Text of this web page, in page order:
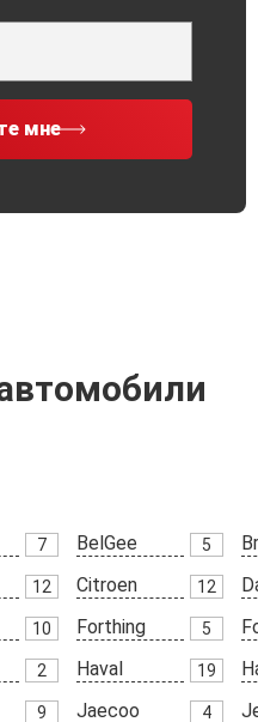
мне
7 BelGee 5
12 Citroen 12
10 Forthing 5
2 Haval 19
9 Jaecoo 4